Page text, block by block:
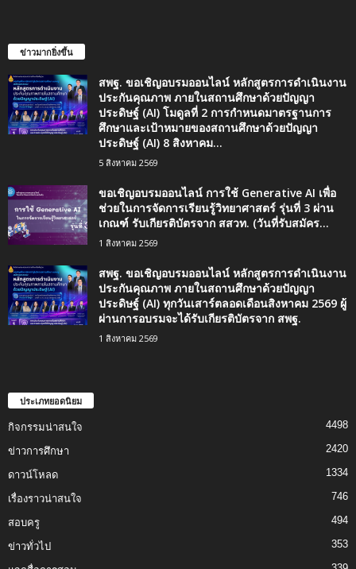
ข่าวมากยิ่งขึ้น
สพฐ. ขอเชิญอบรมออนไลน์ หลักสูตรการดำเนินงาน
ประกันคุณภาพ ภายในสถานศึกษาด้วยปัญญา
ประดิษฐ์ (AI) โมดูลที่ 2 การกำหนดมาตรฐานการ
ศึกษาและเป้าหมายของสถานศึกษาด้วยปัญญา
ประดิษฐ์ (AI) 8 สิงหาคม...
5 สิงหาคม 2569
ขอเชิญอบรมออนไลน์ การใช้ Generative AI เพื่อ
ช่วยในการจัดการเรียนรู้วิทยาศาสตร์ รุ่นที่ 3 ผ่าน
เกณฑ์ รับเกียรติบัตรจาก สสวท. (วันที่รับสมัคร...
1 สิงหาคม 2569
สพฐ. ขอเชิญอบรมออนไลน์ หลักสูตรการดำเนินงาน
ประกันคุณภาพ ภายในสถานศึกษาด้วยปัญญา
ประดิษฐ์ (AI) ทุกวันเสาร์ตลอดเดือนสิงหาคม 2569 ผู้
ผ่านการอบรมจะได้รับเกียรติบัตรจาก สพฐ.
1 สิงหาคม 2569
ประเภทยอดนิยม
กิจกรรมน่าสนใจ 4498
ข่าวการศึกษา 2420
ดาวน์โหลด 1334
เรื่องราวน่าสนใจ 746
สอบครู 494
ข่าวทั่วไป 353